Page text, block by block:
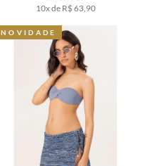
10x de R$ 63,90
NOVIDADE